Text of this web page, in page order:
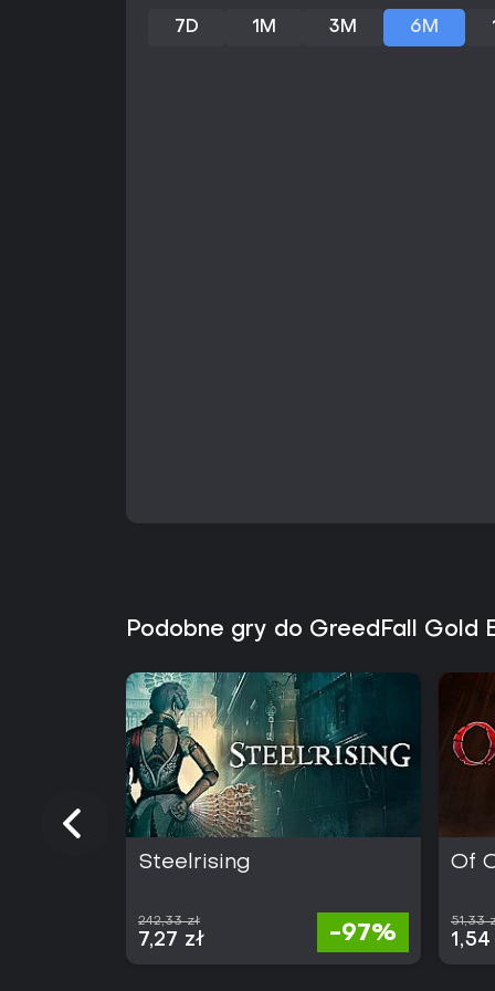
7D 1M 3M 6M
Podobne gry do GreedFall Gold
Steelrising
242,33 zł
7,27 zł -97%
Of
51,33
1,54